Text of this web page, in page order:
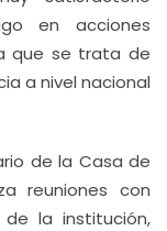
en acciones
que se trata de
a nivel nacional
de la Casa de
reuniones con
de la institución,